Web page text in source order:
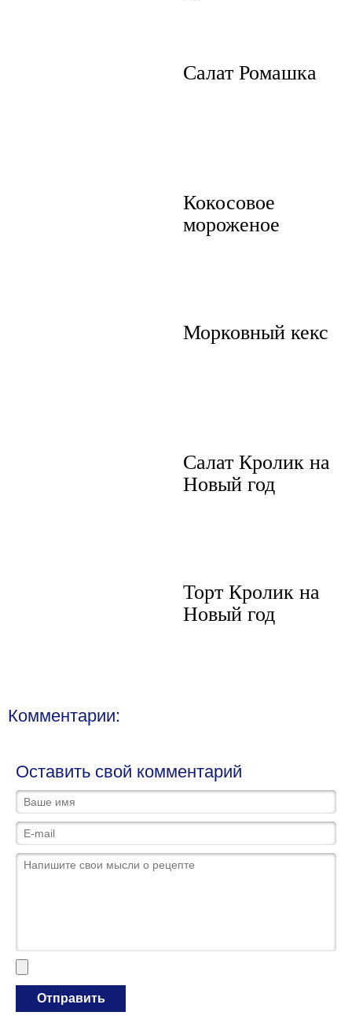
Салат Ромашка
Кокосовое
мороженое
Морковный кекс
Салат Кролик на
Новый год
Торт Кролик на
Новый год
Комментарии:
Оставить свой комментарий